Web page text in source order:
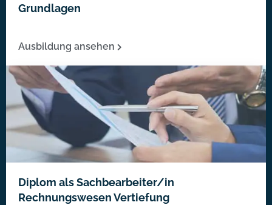
Grundlagen
Ausbildung ansehen
Diplom als Sachbearbeiter/in
Rechnungswesen Vertiefung